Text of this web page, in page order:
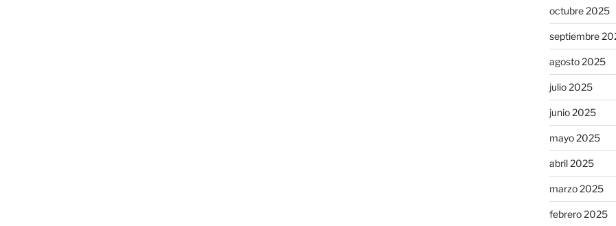
octubre 2025
septiembre
agosto 2025
julio 2025
junio 2025
mayo 2025
abril 2025
marzo 2025
febrero 2025